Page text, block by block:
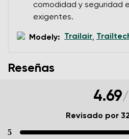
comodidad y seguridad
exigentes.
Modely: Trailair,
Reseñas
4.69/
Revisado por
5